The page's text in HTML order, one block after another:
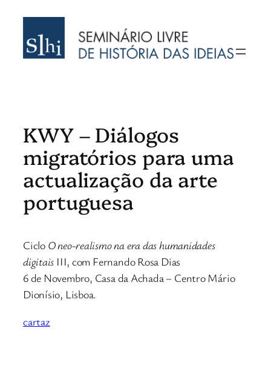
conteúdo
KWY – Diálogos
migratórios para uma
actualização da arte
portuguesa
Ciclo O neo-realismo na era das humanidades
digitais III, com Fernando Rosa Dias
6 de Novembro, Casa da Achada – Centro Mário
Dionísio, Lisboa.
cartaz